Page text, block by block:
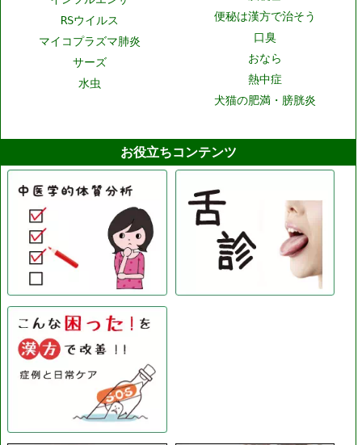
RSウイルス
マイコプラズマ肺炎
サーズ
水虫
便秘は漢方で治そう
口臭
おなら
熱中症
犬猫の肥満・膀胱炎
お役立ちコンテンツ